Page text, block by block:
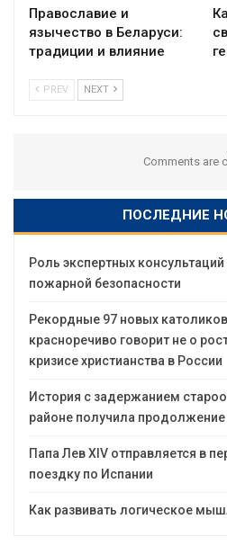
Православие и
язычество в Беларуси:
традиции и влияние
PREV NEXT
Comments are
ПОСЛЕДНИЕ
Роль экспертных
пожарной безопасности
Рекордные 97 новых
красноречиво говорит не о
кризисе христианства в России
История с задержанием
районе получила продолжение
Папа Лев XIV отправляется в
поездку по Испании
Как развивать логическое